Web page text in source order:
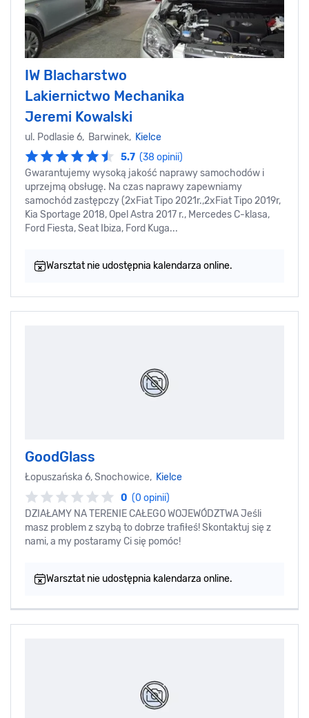
IW Blacharstwo
Lakiernictwo Mechanika
Jeremi Kowalski
ul. Podlasie 6, Barwinek, Kielce
5.7 (38 opinii)
Gwarantujemy wysoką jakość naprawy samochodów i
uprzejmą obsługę. Na czas naprawy zapewniamy
samochód zastępczy (2xFiat Tipo 2021r.,2xFiat Tipo 2019r,
Kia Sportage 2018, Opel Astra 2017 r., Mercedes C-klasa,
Ford Fiesta, Seat Ibiza, Ford Kuga...
Warsztat nie udostępnia kalendarza online.
GoodGlass
Łopuszańska 6, Snochowice, Kielce
0 (0 opinii)
DZIAŁAMY NA TERENIE CAŁEGO WOJEWÓDZTWA Jeśli
masz problem z szybą to dobrze trafiłeś! Skontaktuj się z
nami, a my postaramy Ci się pomóc!
Warsztat nie udostępnia kalendarza online.